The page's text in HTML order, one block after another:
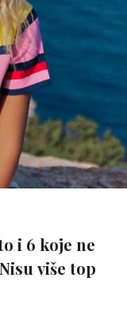
i 6 koje ne
više top